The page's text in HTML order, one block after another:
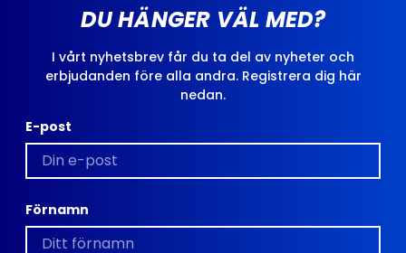
DU HÄNGER VÄL MED?
I vårt nyhetsbrev får du ta del av nyheter och
erbjudanden före alla andra. Registrera dig här
nedan.
E-post
Förnamn